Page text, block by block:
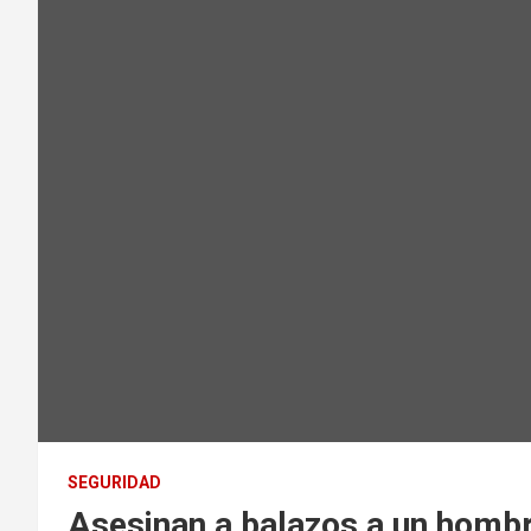
SEGURIDAD